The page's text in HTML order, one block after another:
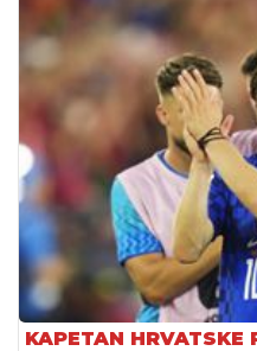
KAPETAN HRVATSKE